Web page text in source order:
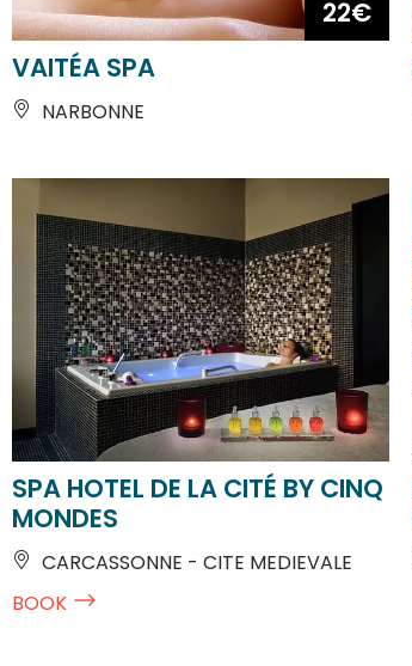
VAITÉA SPA
NARBONNE
SPA HOTEL DE LA CITÉ BY CINQ
MONDES
CARCASSONNE - CITE MEDIEVALE
BOOK